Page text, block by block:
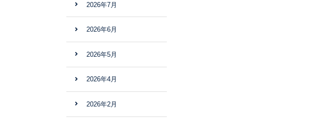
2026年7月
2026年6月
2026年5月
2026年4月
2026年2月